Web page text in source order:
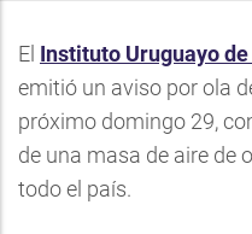
El Instituto Uruguayo
emitió un aviso por ola
próximo domingo 29,
de una masa de aire de
todo el país.